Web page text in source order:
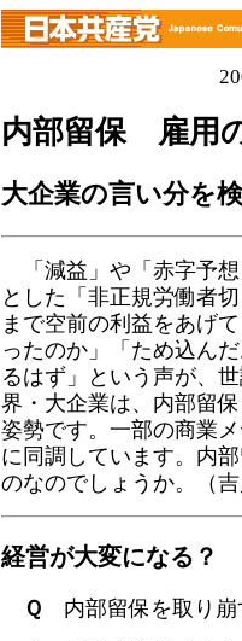
内部留保 雇用
大企業の言い分を
「減益」や「赤字予
とした「非正規労働者
まで空前の利益をあげ
ったのか」「ため込ん
るはず」という声が、
界・大企業は、内部留
姿勢です。一部の商業
に同調しています。内
のなのでしょうか。（
経営が大変になる？
Ｑ 内部留保を取り崩